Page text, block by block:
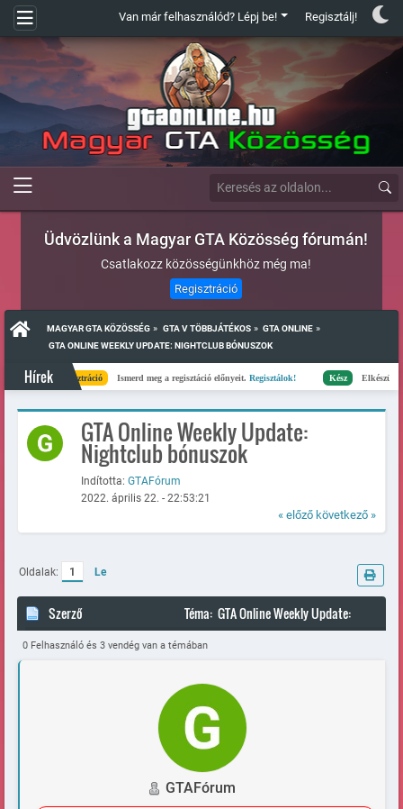
Van már felhasználód? Lépj be! Regisztálj!
Üdvözlünk a Magyar GTA Közösség fórumán!
Csatlakozz közösségünkhöz még ma!
Regisztráció
MAGYAR GTA KÖZÖSSÉG » GTA V TÖBBJÁTÉKOS » GTA ONLINE »
GTA ONLINE WEEKLY UPDATE: NIGHTCLUB BÓNUSZOK
Hírek
Regisztráció Ismerd meg a regisztáció előnyeit.Regisztálok! Kész Elkészült a
GTA Online Weekly Update:
Nightclub bónuszok
Indította: GTAFórum
2022. április 22. - 22:53:21
« előző következő »
Oldalak: 1 Le
Szerző
Téma: GTA Online Weekly Update:
Nightclub bónuszok (Megtekintve 98246 alkalommal)
0 Felhasználó és 3 vendég van a témában
GTAFórum